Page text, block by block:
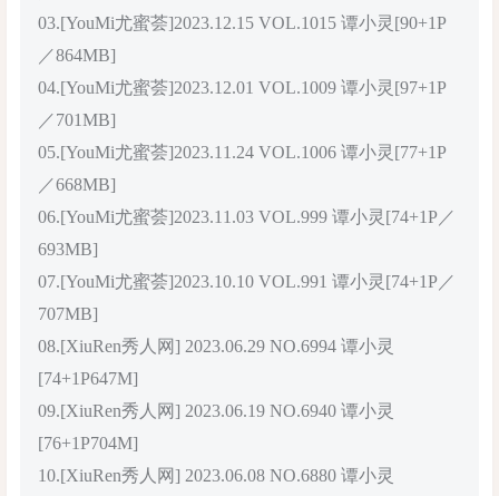
03.[YouMi尤蜜荟]2023.12.15 VOL.1015 谭小灵[90+1P
／864MB]
04.[YouMi尤蜜荟]2023.12.01 VOL.1009 谭小灵[97+1P
／701MB]
05.[YouMi尤蜜荟]2023.11.24 VOL.1006 谭小灵[77+1P
／668MB]
06.[YouMi尤蜜荟]2023.11.03 VOL.999 谭小灵[74+1P／
693MB]
07.[YouMi尤蜜荟]2023.10.10 VOL.991 谭小灵[74+1P／
707MB]
08.[XiuRen秀人网] 2023.06.29 NO.6994 谭小灵
[74+1P647M]
09.[XiuRen秀人网] 2023.06.19 NO.6940 谭小灵
[76+1P704M]
10.[XiuRen秀人网] 2023.06.08 NO.6880 谭小灵